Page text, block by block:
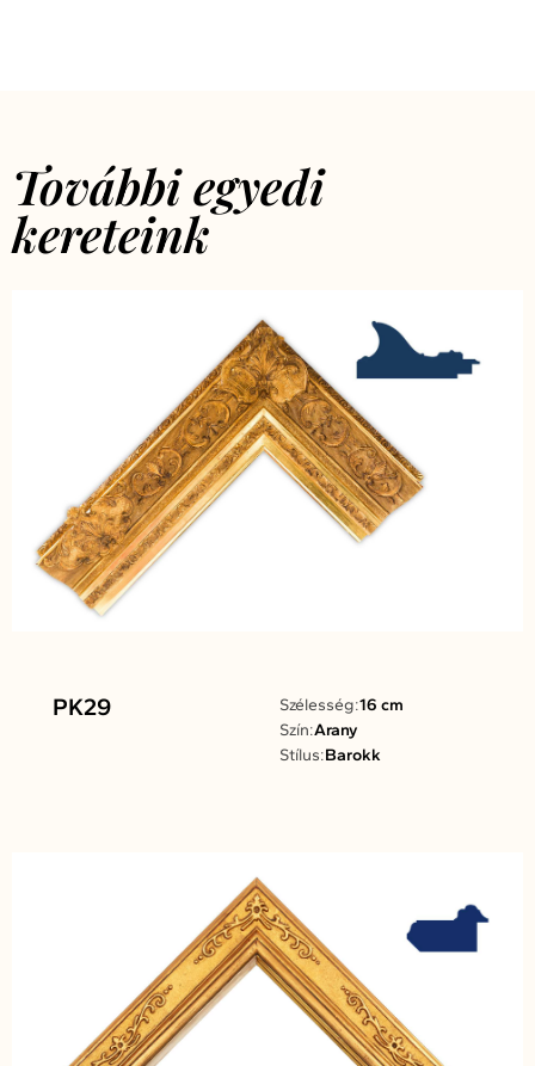
További egyedi
kereteink
PK29 Szélesség:16 cm
Szín:Arany
Stílus:Barokk